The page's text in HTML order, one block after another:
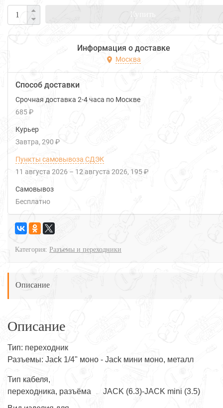
Купить
Информация о доставке
Москва
Способ доставки
Срочная доставка 2-4 часа по Москве
685 ₽
Курьер
Завтра 290 ₽
Пункты самовывоза СДЭК
11 августа 2026 – 12 августа 2026 195 ₽
Самовывоз
Бесплатно
Категория: Разъемы и переходники
Описание
Описание
Тип: переходник
Разъемы: Jack 1/4" моно - Jack мини моно, металл
Тип кабеля,
переходника, разъёма
JACK (6.3)-JACK mini (3.5)